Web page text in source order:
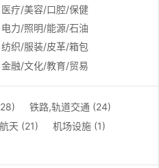
医疗/美容/口腔/保健
电力/照明/能源/石油
纺织/服装/皮革/箱包
金融/文化/教育/贸易
铁路,轨道交通 (24)
天 (21)
机场设施 (1)